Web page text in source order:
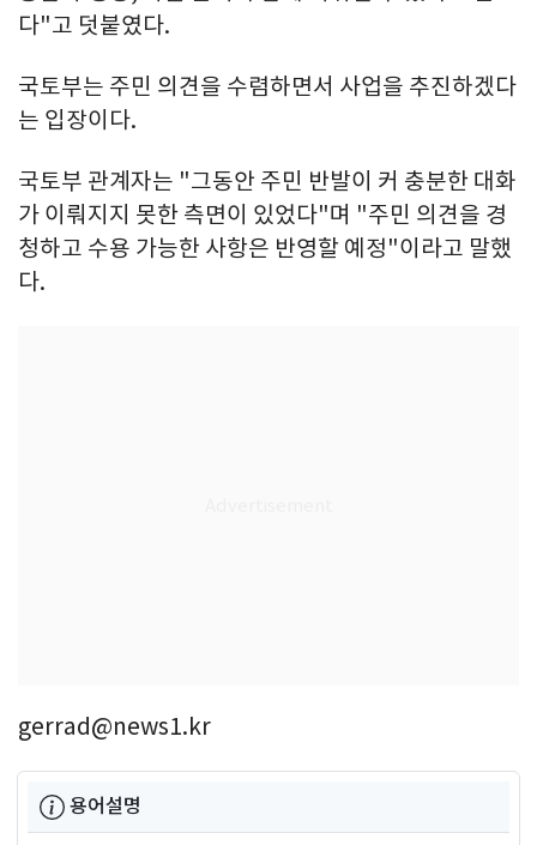
다"고 덧붙였다.
국토부는 주민 의견을 수렴하면서 사업을 추진하겠다
는 입장이다.
국토부 관계자는 "그동안 주민 반발이 커 충분한 대화
가 이뤄지지 못한 측면이 있었다"며 "주민 의견을 경
청하고 수용 가능한 사항은 반영할 예정"이라고 말했
다.
gerrad@news1.kr
용어설명